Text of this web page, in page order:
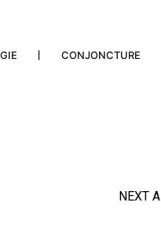
CONJONCTURE
NEXT